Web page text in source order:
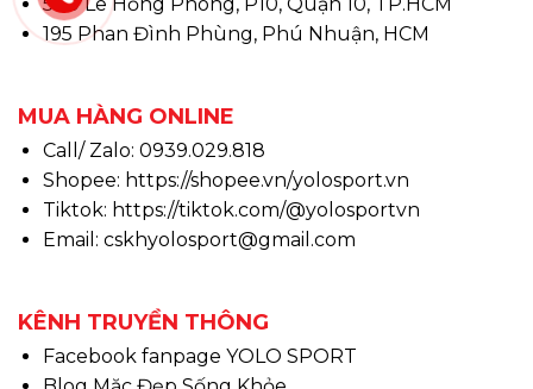
195 Phan Đình Phùng, Phú Nhuận, HCM
MUA HÀNG ONLINE
Call/ Zalo: 0939.029.818
Shopee: https://shopee.vn/yolosport.vn
Tiktok: https://tiktok.com/@yolosportvn
Email: cskhyolosport@gmail.com
KÊNH TRUYỀN THÔNG
Facebook fanpage YOLO SPORT